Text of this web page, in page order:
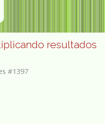
resultados
#1397